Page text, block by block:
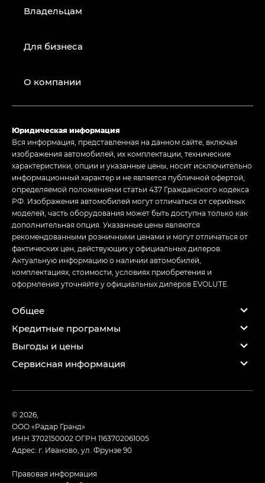
Владельцам
Для бизнеса
О компании
Юридическая информация
Вся информация, представленная на данном сайте, включая
изображения автомобилей, их комплектации, технические
характеристики, опции и указанные цены, носит исключительно
информационный характер и не является публичной офертой,
определяемой положениями статьи 437 Гражданского кодекса
РФ. Изображения автомобилей могут отличаться от серийных
моделей, часть оборудования может быть доступна только как
дополнительная опция. Указанные цены являются
рекомендованными розничными ценами и могут отличаться от
фактических цен, действующих у официальных дилеров.
Актуальную информацию о наличии автомобилей,
комплектациях, стоимости, условиях приобретения и
оформления уточняйте у официальных дилеров EVOLUTE.
Общее
Кредитные программы
Выгоды и цены
Сервисная информация
© 2026,
ООО «Радар Гранд»
ИНН 3702150002ОГРН 1163702061005
Адрес: г. Иваново, ул. Фрунзе 90
Правовая информация